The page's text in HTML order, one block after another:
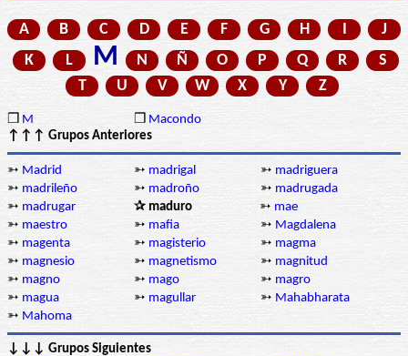
A B C D E F G H I
J
K
L M N Ñ O P Q R
S
T
U V W X Y Z
❒ M ❒ Macondo
↑↑↑ Grupos Anteriores
➳ Madrid ➳ madrigal ➳ madriguera
➳ madrileño ➳ madroño ➳ madrugada
➳ madrugar ✰ maduro ➳ mae
➳ maestro ➳ mafia ➳ Magdalena
➳ magenta ➳ magisterio ➳ magma
➳ magnesio ➳ magnetismo ➳ magnitud
➳ magno ➳ mago ➳ magro
➳ magua ➳ magullar ➳ Mahabharata
➳ Mahoma
↓↓↓ Grupos Siguientes